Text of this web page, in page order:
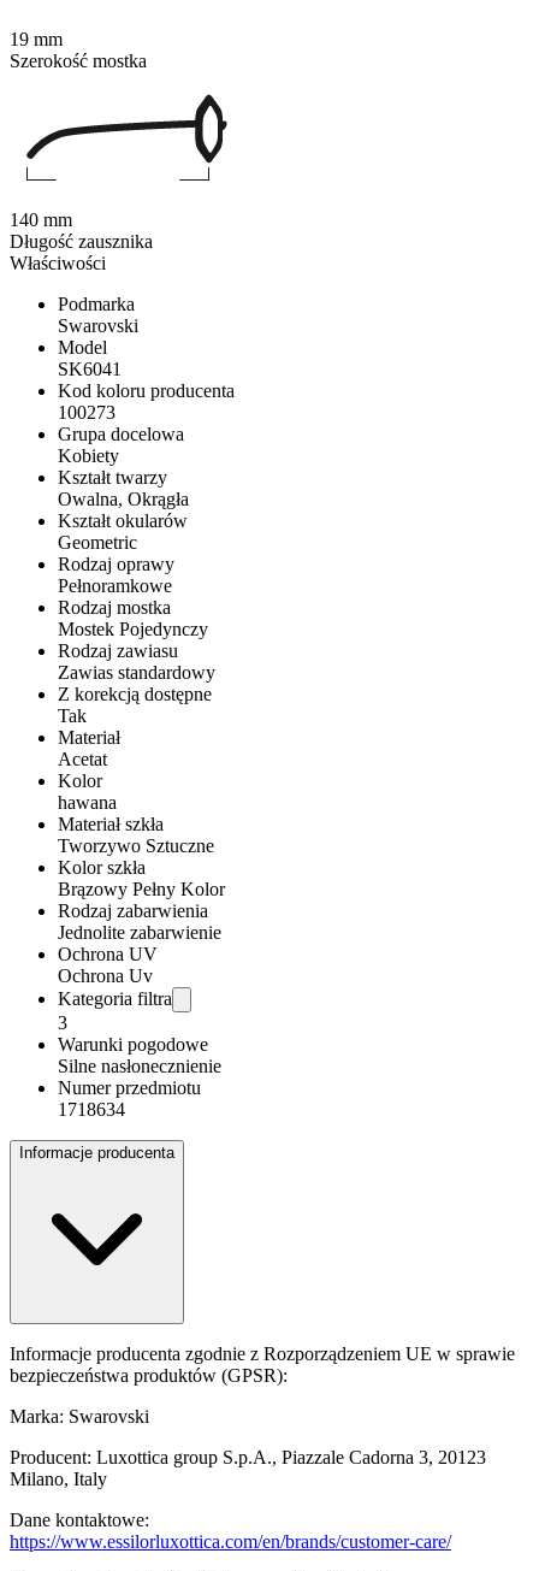
Właściwości
Podmarka
Swarovski
Model
SK6041
Kod koloru producenta
100273
Grupa docelowa
Kobiety
Kształt twarzy
Owalna, Okrągła
Kształt okularów
Geometric
Rodzaj oprawy
Pełnoramkowe
Rodzaj mostka
Mostek Pojedynczy
Rodzaj zawiasu
Zawias standardowy
Z korekcją dostępne
Tak
Materiał
Acetat
Kolor
hawana
Materiał szkła
Tworzywo Sztuczne
Kolor szkła
Brązowy Pełny Kolor
Rodzaj zabarwienia
Jednolite zabarwienie
Ochrona UV
Ochrona Uv
Kategoria filtra
3
Warunki pogodowe
Silne nasłonecznienie
Numer przedmiotu
1718634
Informacje producenta
Informacje producenta zgodnie z Rozporządzeniem UE w sprawie
bezpieczeństwa produktów (GPSR):
Marka: Swarovski
Producent: Luxottica group S.p.A., Piazzale Cadorna 3, 20123
Milano, Italy
Dane kontaktowe:
https://www.essilorluxottica.com/en/brands/customer-care/
19 mm
Szerokość mostka
140 mm
Długość zausznika